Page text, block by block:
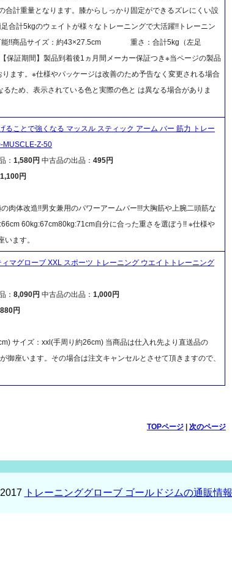
計重量となります。膝からしっかり固定ができるズレにくい設
合計5kgのウェイトが様々なトレーニングで大活躍!!トレーニン
可能!!商品サイズ：約43×27.5cm 重さ：合計5kg（左足
証期間】製品到着後1ヵ月間メーカー保証つき※当ページの製品
ます。※仕様やパッケージは改善のため予告なく変更される場合
ため、表示されている色と実際の色と は異なる場合がありま
ることで強くなる マッスル スティック アーム バー 筋力 トレー
MUSCLE-Z-50
： 1,580円 中古品の出品： 495円
1,100円
肉体改造!!男女兼用のパワーアームバー!!!大胸筋や上腕二頭筋な
60kg:67cm80kg:71cm自分に合った重さを選ぼう!! ※仕様や
ます。
マグローブ XXL スポーツ トレーニング ウエイトトレーニング
： 8,090円 中古品の出品： 1,000円
880円
サイズ：xxl(手周り約26cm) 当商品は仕入れ先より直送品の
御座います。その場合は注文キャンセルとさせて頂きますので、
TOPページ| 次のページ
トレーニンググローブ ゴールドジムの通販情報